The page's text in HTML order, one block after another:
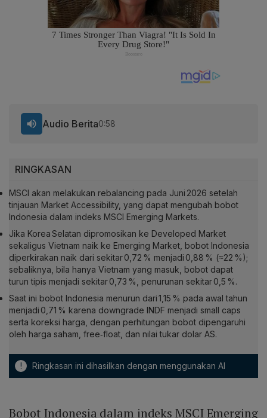
RINGKASAN
MSCI akan melakukan rebalancing pada Juni 2026 setelah
tinjauan Market Accessibility, yang dapat mengubah bobot
Indonesia dalam indeks MSCI Emerging Markets.
Jika Korea Selatan dipromosikan ke Developed Market
sekaligus Vietnam naik ke Emerging Market, bobot Indonesia
diperkirakan naik dari sekitar 0,72 % menjadi 0,88 % (≈22 %);
sebaliknya, bila hanya Vietnam yang masuk, bobot dapat
turun tipis menjadi sekitar 0,73 %, penurunan sekitar 0,5 %.
Saat ini bobot Indonesia menurun dari 1,15 % pada awal tahun
menjadi 0,71 % karena downgrade INDF menjadi small caps
serta koreksi harga, dengan perhitungan bobot dipengaruhi
oleh harga saham, free‑float, dan nilai tukar dolar AS.
! Ringkasan ini dihasilkan dengan menggunakan AI
Audio Berita0:58
Bobot Indonesia dalam indeks MSCI Emerging